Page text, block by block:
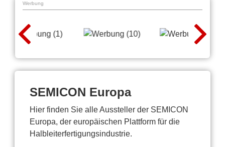
Werbung
SEMICON Europa
Hier finden Sie alle Aussteller der SEMICON
Europa, der europäischen Plattform für die
Halbleiterfertigungsindustrie.